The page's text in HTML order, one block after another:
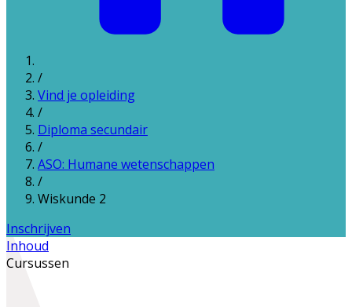
/
Vind je opleiding
/
Diploma secundair
/
ASO: Humane wetenschappen
/
Wiskunde 2
Inschrijven
Inhoud
Cursussen